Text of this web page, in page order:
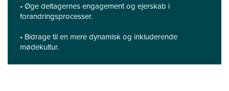
• Øge deltagernes engagement og ejerskab i
forandringsprocesser.
• Bidrage til en mere dynamisk og inkluderende
mødekultur.